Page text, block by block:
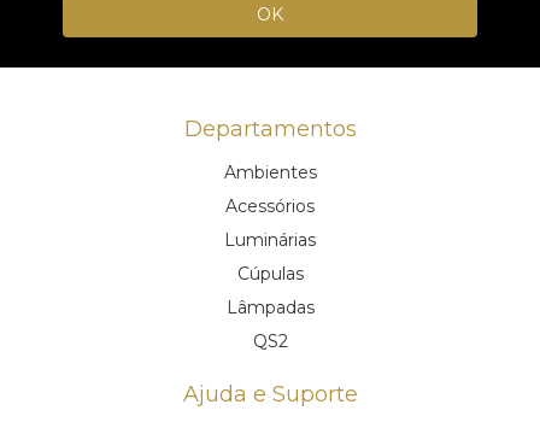
Departamentos
Ambientes
Acessórios
Luminárias
Cúpulas
Lâmpadas
QS2
Ajuda e Suporte